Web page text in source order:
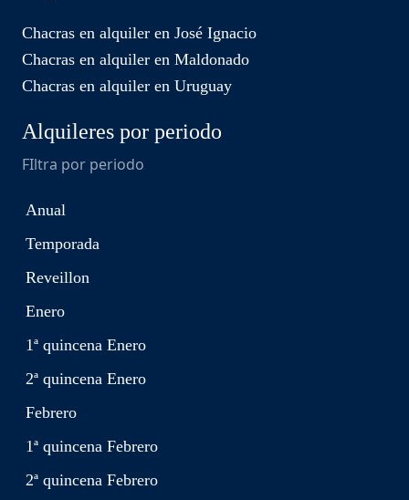
Chacras en alquiler en José Ignacio
Chacras en alquiler en Maldonado
Chacras en alquiler en Uruguay
Alquileres por periodo
FIltra por periodo
Anual
Temporada
Reveillon
Enero
1ª quincena Enero
2ª quincena Enero
Febrero
1ª quincena Febrero
2ª quincena Febrero